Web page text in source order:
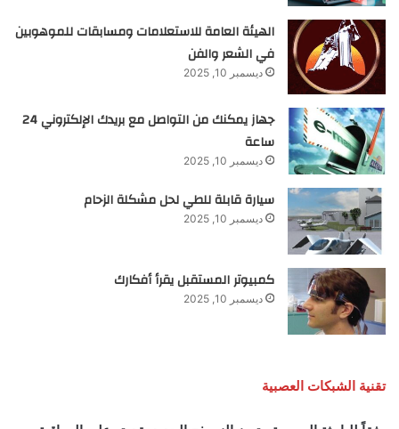
الهيئة العامة للاستعلامات ومسابقات للموهوبين
في الشعر والفن
ديسمبر 10, 2025
جهاز يمكنك من التواصل مع بريدك الإلكتروني 24
ساعة
ديسمبر 10, 2025
سيارة قابلة للطي لحل مشكلة الزحام
ديسمبر 10, 2025
كمبيوتر المستقبل يقرأ أفكارك
ديسمبر 10, 2025
تقنية الشبكات العصبية